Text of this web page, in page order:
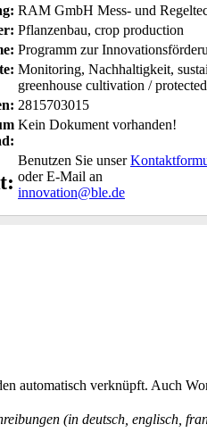
RAM GmbH Mess- und
Pflanzenbau, crop production
Programm zur
Monitoring, Nachhaltigkeit,
greenhouse cultivation /
2815703015
Kein Dokument vorhanden!
Benutzen Sie unser
oder E-Mail an
innovation@ble.de
automatisch verknüpft. Auch
(in deutsch, englisch,